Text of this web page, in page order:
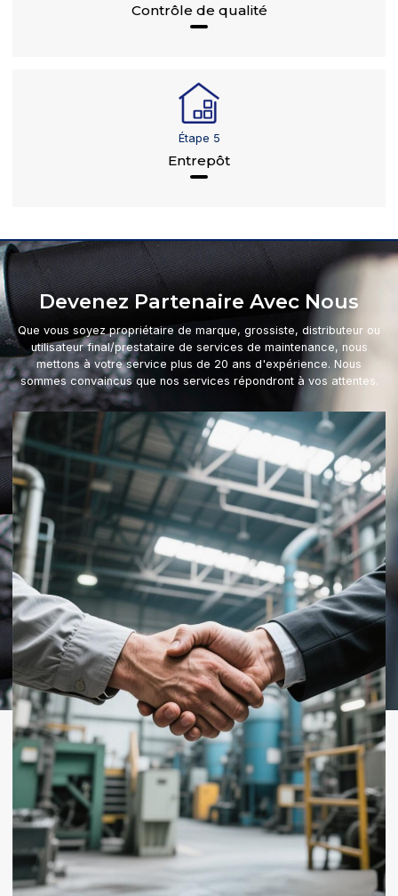
Contrôle de qualité
Étape 5
Entrepôt
Devenez Partenaire Avec Nous
Que vous soyez propriétaire de marque, grossiste, distributeur ou
utilisateur final/prestataire de services de maintenance, nous
mettons à votre service plus de 20 ans d'expérience. Nous
sommes convaincus que nos services répondront à vos attentes.